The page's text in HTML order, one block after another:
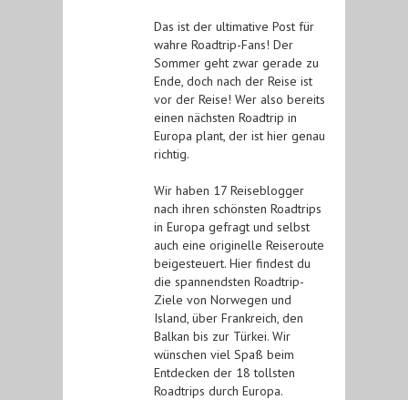
Das ist der ultimative Post für
wahre Roadtrip-Fans! Der
Sommer geht zwar gerade zu
Ende, doch nach der Reise ist
vor der Reise! Wer also bereits
einen nächsten Roadtrip in
Europa plant, der ist hier genau
richtig.
Wir haben 17 Reiseblogger
nach ihren schönsten Roadtrips
in Europa gefragt und selbst
auch eine originelle Reiseroute
beigesteuert. Hier findest du
die spannendsten Roadtrip-
Ziele von Norwegen und
Island, über Frankreich, den
Balkan bis zur Türkei. Wir
wünschen viel Spaß beim
Entdecken der 18 tollsten
Roadtrips durch Europa.